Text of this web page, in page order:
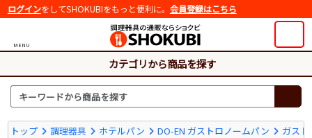
ログインをしてSHOKUBIをもっと便利に。 会員登録はこちら
MENU
カテゴリから商品を探す
トップ 調理器具 ホテルパン DO-EN ガストロノームパン ガス